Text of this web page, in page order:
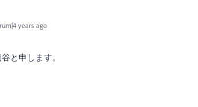
years ago
と申します。